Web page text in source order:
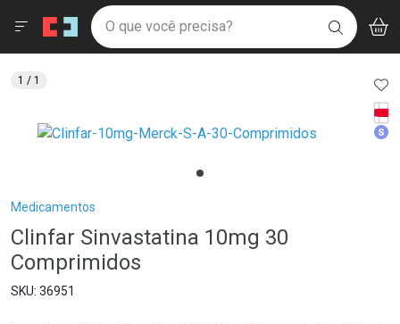
Drogaria São Paulo
Ir direto para a home
pela página
Ir direto para o conteúdo
Ir direto para a busca
Ir direto para a conta
Ir direto para a notificações
Ir direto para o carrinho
Faça a sua busca
O que você precisa? BUSCAR
Menu
Breadcrumb
Medicamentos
Clinfar Sinvastatina 10mg 30
Comprimidos
36951
1 / 1